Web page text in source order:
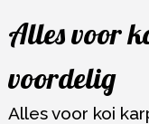
naar
inhoud
Alles voor
voordelig
Alles voor koi